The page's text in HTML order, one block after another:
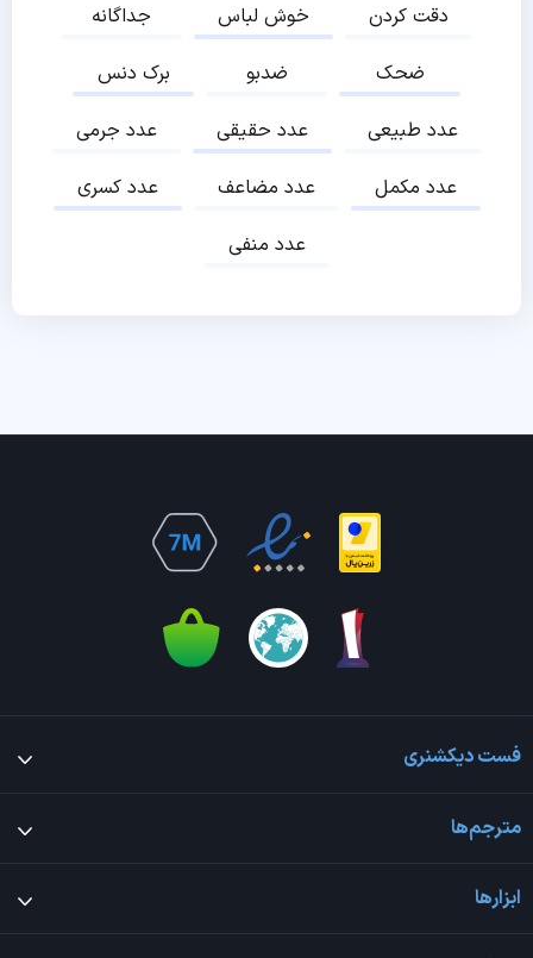
جداگانه
خوش لباس
دقت کردن
برک دنس
ضدبو
ضحک
عدد جرمی
عدد حقیقی
عدد طبیعی
عدد کسری
عدد مضاعف
عدد مکمل
عدد منفی
فست دیکشنری
مترجم‌ها
ابزارها